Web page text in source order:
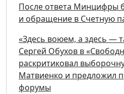
После ответа Минцифры
и обращение в Счетную
«Здесь воюем, а здесь —
Сергей Обухов в
раскритиковал
Матвиенко и предложил
форумы